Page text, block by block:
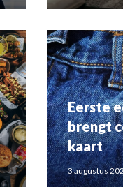
Eerste
brengt
kaart
3 augustus